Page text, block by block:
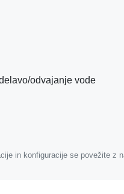
odvajanje vode
in konfiguracije se povežite z